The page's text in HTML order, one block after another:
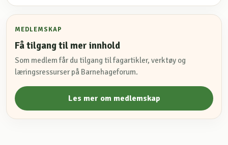
MEDLEMSKAP
Få tilgang til mer innhold
Som medlem får du tilgang til fagartikler, verktøy og
læringsressurser på Barnehageforum.
Les mer om medlemskap